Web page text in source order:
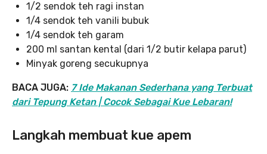
1/2 sendok teh ragi instan
1/4 sendok teh vanili bubuk
1/4 sendok teh garam
200 ml santan kental (dari 1/2 butir kelapa parut)
Minyak goreng secukupnya
BACA JUGA: 7 Ide Makanan Sederhana yang Terbuat
dari Tepung Ketan | Cocok Sebagai Kue Lebaran!
Langkah membuat kue apem